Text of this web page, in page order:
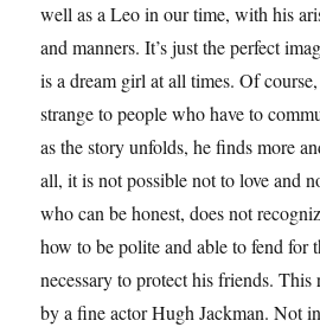
well as a Leo in our time, with his
and manners. It’s just the perfect
is a dream girl at all times. Of
strange to people who have to
as the story unfolds, he finds more
all, it is not possible not to love and
who can be honest, does not
how to be polite and able to fend for
necessary to protect his friends. This
by a fine actor Hugh Jackman. Not